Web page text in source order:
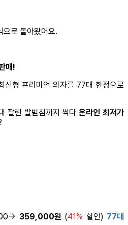
으로 돌아왔어요.
매!
신형 프리미엄 의자를 77대 한정으로
팔린 발받침까지 싹다온라인 최저가
→ 359,000원 (41% 할인) 77대